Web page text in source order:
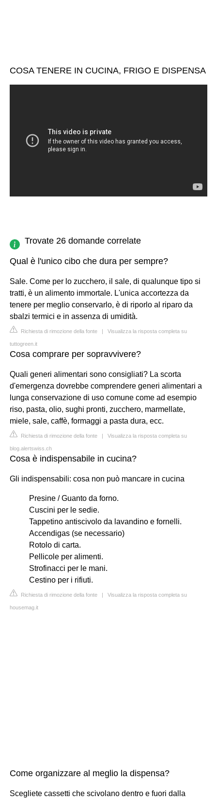
COSA TENERE IN CUCINA, FRIGO E DISPENSA
Trovate 26 domande correlate
Qual è l'unico cibo che dura per sempre?
Sale. Come per lo zucchero, il sale, di qualunque tipo si
tratti, è un alimento immortale. L'unica accortezza da
tenere per meglio conservarlo, è di riporlo al riparo da
sbalzi termici e in assenza di umidità.
Richiesta di rimozione della fonte | Visualizza la risposta completa su
tuttogreen.it
Cosa comprare per sopravvivere?
Quali generi alimentari sono consigliati? La scorta
d'emergenza dovrebbe comprendere generi alimentari a
lunga conservazione di uso comune come ad esempio
riso, pasta, olio, sughi pronti, zucchero, marmellate,
miele, sale, caffè, formaggi a pasta dura, ecc.
Richiesta di rimozione della fonte | Visualizza la risposta completa su
blog.alertswiss.ch
Cosa è indispensabile in cucina?
Gli indispensabili: cosa non può mancare in cucina
Presine / Guanto da forno.
Cuscini per le sedie.
Tappetino antiscivolo da lavandino e fornelli.
Accendigas (se necessario)
Rotolo di carta.
Pellicole per alimenti.
Strofinacci per le mani.
Cestino per i rifiuti.
Richiesta di rimozione della fonte | Visualizza la risposta completa su
housemag.it
Come organizzare al meglio la dispensa?
Scegliete cassetti che scivolano dentro e fuori dalla